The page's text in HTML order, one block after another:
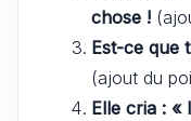
chose !
Est-ce que
(ajout du
Elle cria : «